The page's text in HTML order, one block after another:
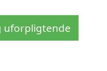
uforpligtende